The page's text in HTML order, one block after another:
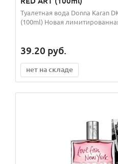
Туалетная вода Donna Karan
(100ml) Новая
39.20 руб.
нет на складе